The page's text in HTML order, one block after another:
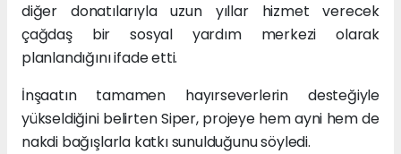
diğer donatılarıyla uzun yıllar hizmet verecek
çağdaş bir sosyal yardım merkezi olarak
planlandığını ifade etti.
İnşaatın tamamen hayırseverlerin desteğiyle
yükseldiğini belirten Siper, projeye hem ayni hem de
nakdi bağışlarla katkı sunulduğunu söyledi.